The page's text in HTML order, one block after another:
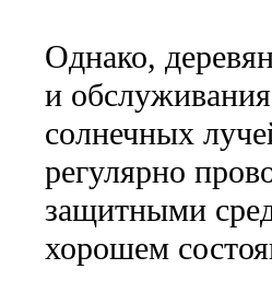
Однако,
и
солнечных
регулярно
защитными
хорошем